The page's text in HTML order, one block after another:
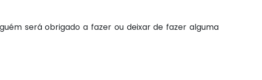
será obrigado a fazer ou deixar de fazer alguma